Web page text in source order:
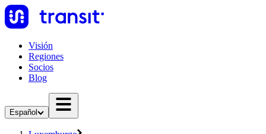
Visión
Regiones
Socios
Blog
Español